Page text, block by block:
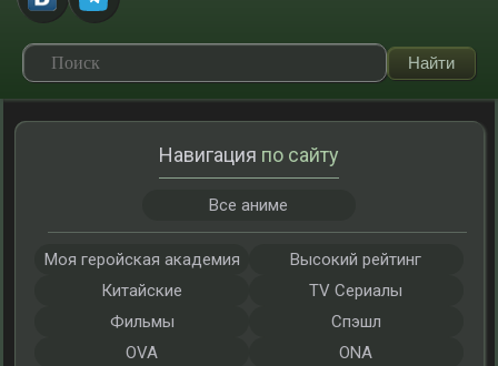
Навигация по сайту
Все аниме
Моя геройская академия
Высокий рейтинг
Китайские
TV Сериалы
Фильмы
Спэшл
OVA
ONA